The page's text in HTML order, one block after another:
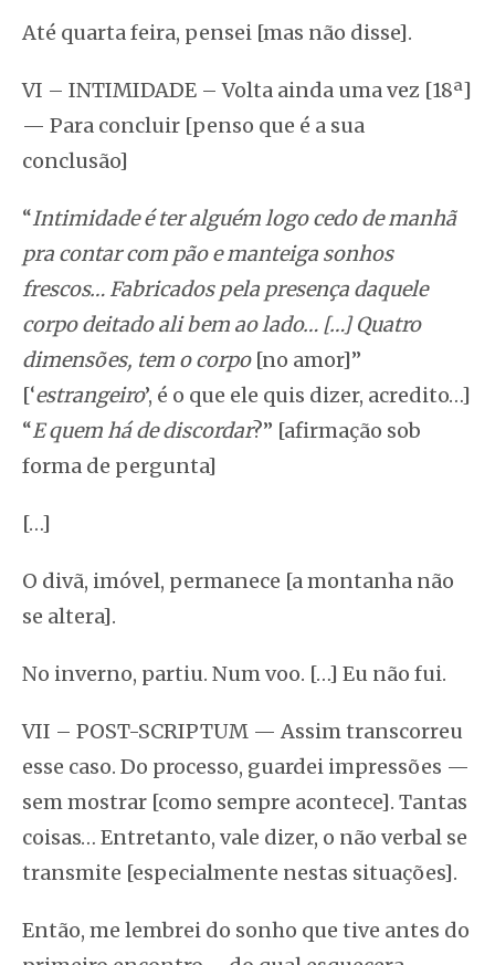
Até quarta feira, pensei [mas não disse].
VI – INTIMIDADE – Volta ainda uma vez [18ª]
— Para concluir [penso que é a sua
conclusão]
“Intimidade é ter alguém logo cedo de manhã
pra contar com pão e manteiga sonhos
frescos… Fabricados pela presença daquele
corpo deitado ali bem ao lado… […] Quatro
dimensões, tem o corpo [no amor]”
[‘estrangeiro’, é o que ele quis dizer, acredito…]
“E quem há de discordar?” [afirmação sob
forma de pergunta]
[…]
O divã, imóvel, permanece [a montanha não
se altera].
No inverno, partiu. Num voo. […] Eu não fui.
VII – POST-SCRIPTUM — Assim transcorreu
esse caso. Do processo, guardei impressões —
sem mostrar [como sempre acontece]. Tantas
coisas… Entretanto, vale dizer, o não verbal se
transmite [especialmente nestas situações].
Então, me lembrei do sonho que tive antes do